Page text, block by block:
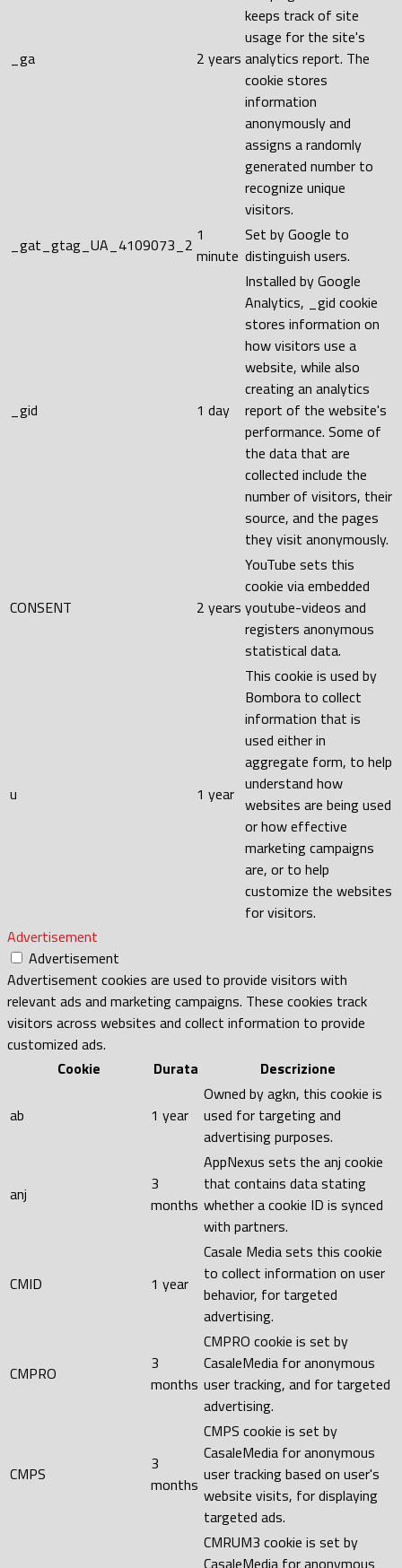
_ga 2 years
keeps track of site
usage for the site's
analytics report. The
cookie stores
information
anonymously and
assigns a randomly
generated number to
recognize unique
visitors.
_gat_gtag_UA_4109073_2 1
minute
Set by Google to
distinguish users.
_gid 1 day
Installed by Google
Analytics, _gid cookie
stores information on
how visitors use a
website, while also
creating an analytics
report of the website's
performance. Some of
the data that are
collected include the
number of visitors, their
source, and the pages
they visit anonymously.
CONSENT 2 years
YouTube sets this
cookie via embedded
youtube-videos and
registers anonymous
statistical data.
u 1 year
This cookie is used by
Bombora to collect
information that is
used either in
aggregate form, to help
understand how
websites are being used
or how effective
marketing campaigns
are, or to help
customize the websites
for visitors.
Advertisement
Advertisement
Advertisement cookies are used to provide visitors with
relevant ads and marketing campaigns. These cookies track
visitors across websites and collect information to provide
customized ads.
Cookie
Durata Descrizione
ab 1 year
Owned by agkn, this cookie is
used for targeting and
advertising purposes.
anj
3
months
AppNexus sets the anj cookie
that contains data stating
whether a cookie ID is synced
with partners.
CMID 1 year
Casale Media sets this cookie
to collect information on user
behavior, for targeted
advertising.
CMPRO
3
months
CMPRO cookie is set by
CasaleMedia for anonymous
user tracking, and for targeted
advertising.
CMPS
3
months
CMPS cookie is set by
CasaleMedia for anonymous
user tracking based on user's
website visits, for displaying
targeted ads.
CMRUM3 cookie is set by
CasaleMedia for anonymous